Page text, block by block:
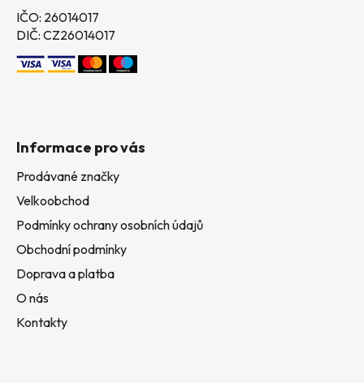
IČO: 26014017
DIČ: CZ26014017
Informace pro vás
Prodávané značky
Velkoobchod
Podmínky ochrany osobních údajů
Obchodní podmínky
Doprava a platba
O nás
Kontakty